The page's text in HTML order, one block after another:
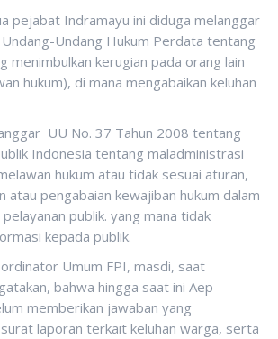
pejabat Indramayu ini diduga melanggar
Undang Hukum Perdata tentang
menimbulkan kerugian pada orang lain
hukum), di mana mengabaikan keluhan
UU No. 37 Tahun 2008 tentang
Indonesia tentang maladministrasi
hukum atau tidak sesuai aturan,
atau pengabaian kewajiban hukum dalam
publik. yang mana tidak
kepada publik.
Umum FPI, masdi, saat
bahwa hingga saat ini Aep
memberikan jawaban yang
laporan terkait keluhan warga, serta